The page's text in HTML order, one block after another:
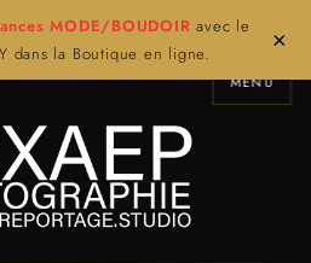
MODE/BOUDOIR avec le
dans la Boutique en ligne.
×
MENU